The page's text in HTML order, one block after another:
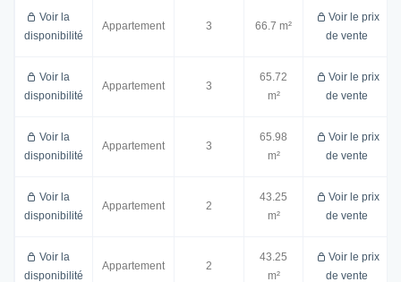
Voir la
disponibilité
Appartement 3 66.7 m²
Voir le prix
de vente
Voir la
disponibilité
Appartement 3
65.72
m²
Voir le prix
de vente
Voir la
disponibilité
Appartement 3
65.98
m²
Voir le prix
de vente
Voir la
disponibilité
Appartement 2
43.25
m²
Voir le prix
de vente
Voir la
disponibilité
Appartement 2
43.25
m²
Voir le prix
de vente